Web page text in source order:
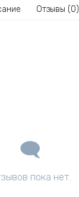
Отзывы (0)
пока нет.